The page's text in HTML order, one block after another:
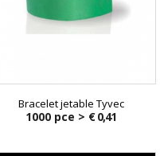
Bracelet jetable Tyvec
1000 pce > € 0,41